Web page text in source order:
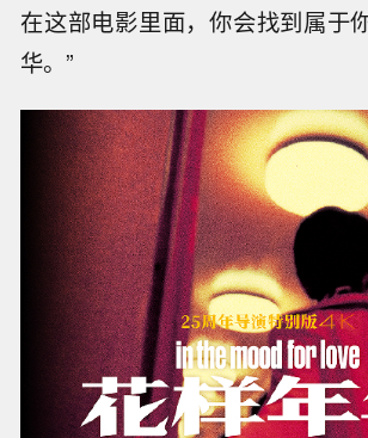
在这部电影里面，你会找到属于
华。”